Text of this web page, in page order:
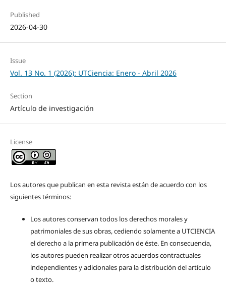
Published
2026-04-30
Issue
Vol. 13 No. 1 (2026): UTCiencia: Enero - Abril 2026
Section
Artículo de investigación
License
Los autores que publican en esta revista están de acuerdo con los
siguientes términos:
Los autores conservan todos los derechos morales y
patrimoniales de sus obras, cediendo solamente a UTCIENCIA
el derecho a la primera publicación de éste. En consecuencia,
los autores pueden realizar otros acuerdos contractuales
independientes y adicionales para la distribución del artículo
o texto.